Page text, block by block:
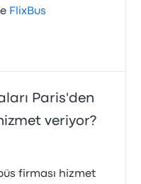
FlixBus
Paris'den
veriyor?
firması hizmet